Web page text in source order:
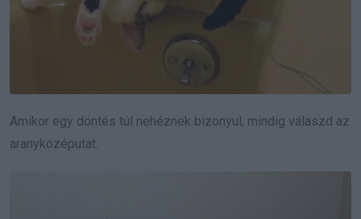
Amikor egy döntés túl nehéznek bizonyul, mindig válaszd az
aranyközéputat.